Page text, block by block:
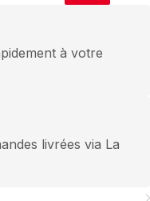
à votre
livrées via La